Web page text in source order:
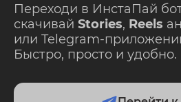
Переходи в ИнстаПай
скачивай Stories, Reels
или Telegram-
Быстро, просто и удобно.